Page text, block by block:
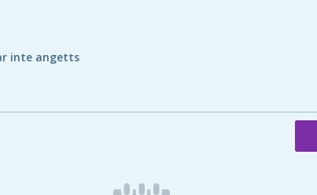
inte angetts